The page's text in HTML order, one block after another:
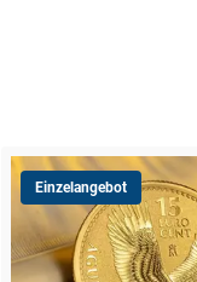
Einzelangebot